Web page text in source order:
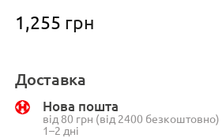
1,255 грн
Доставка
Нова пошта
від 80 грн (від 2400 безкоштовно)
1–2 дні